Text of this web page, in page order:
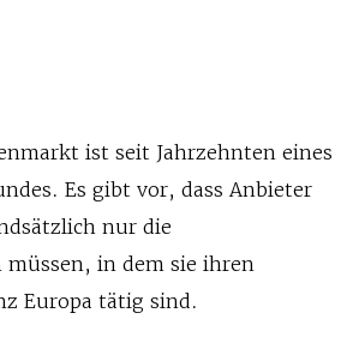
ist seit Jahrzehnten eines
Es gibt vor, dass Anbieter
nur die
in dem sie ihren
Europa tätig sind.